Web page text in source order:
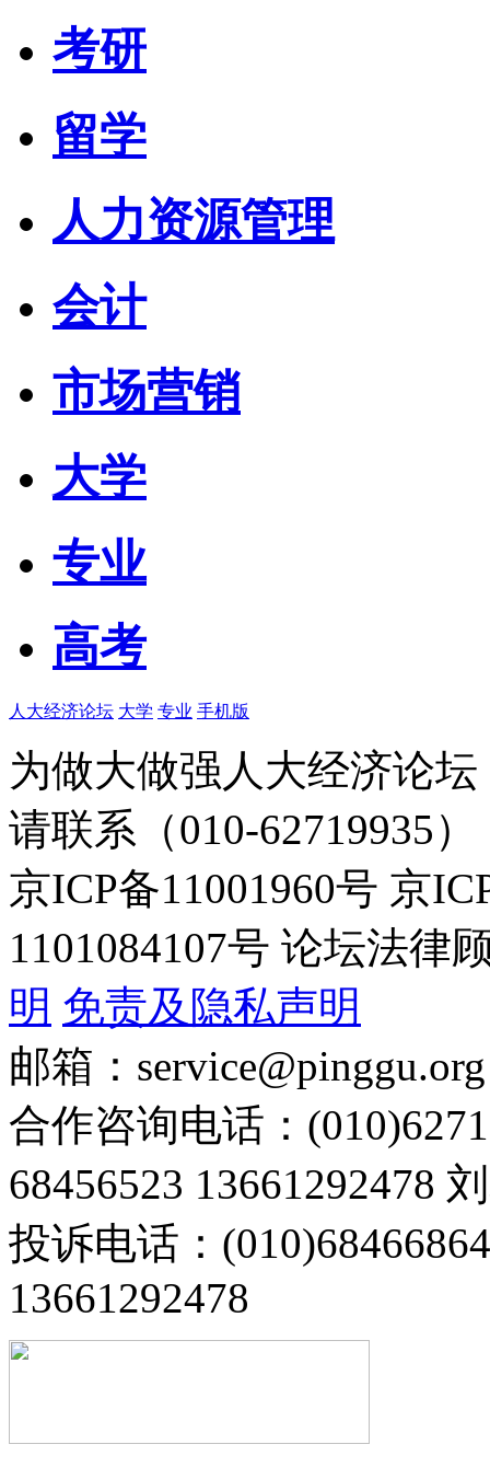
考研
留学
人力资源管理
会计
市场营销
大学
专业
高考
人大经济论坛 大学 专业 手机版
为做大做强人大经济论
请联系（010-62719935）
京ICP备11001960号 京
1101084107号 论坛法律
明 免责及隐私声明
邮箱：service@pinggu.org
合作咨询电话：
68456523 13661292478
投诉电话：
13661292478